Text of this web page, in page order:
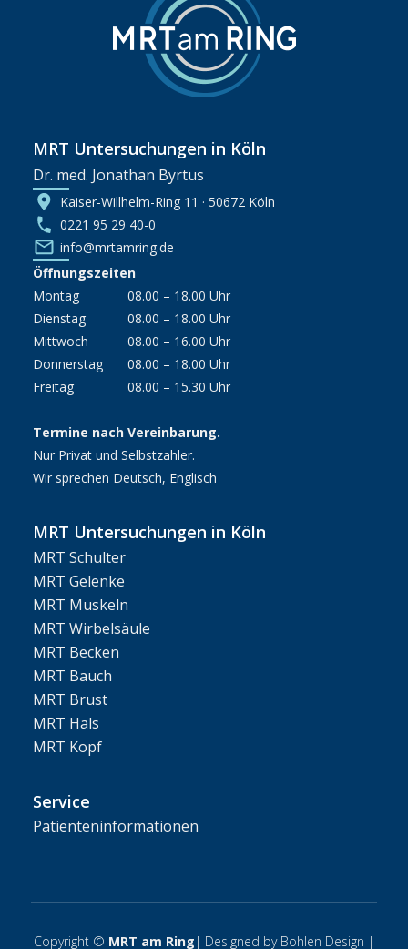
MRT Untersuchungen in Köln
Dr. med. Jonathan Byrtus
Kaiser-Willhelm-Ring 11 · 50672 Köln
0221 95 29 40-0
info@mrtamring.de
Öffnungszeiten
Montag
08.00 – 18.00 Uhr
Dienstag
08.00 – 18.00 Uhr
Mittwoch
08.00 – 16.00 Uhr
Donnerstag
08.00 – 18.00 Uhr
Freitag
08.00 – 15.30 Uhr
Termine nach Vereinbarung.
Nur Privat und Selbstzahler.
Wir sprechen Deutsch, Englisch
MRT Untersuchungen in Köln
MRT Schulter
MRT Gelenke
MRT Muskeln
MRT Wirbelsäule
MRT Becken
MRT Bauch
MRT Brust
MRT Hals
MRT Kopf
Service
Patienteninformationen
Copyright © MRT am Ring | Designed by Bohlen Design |